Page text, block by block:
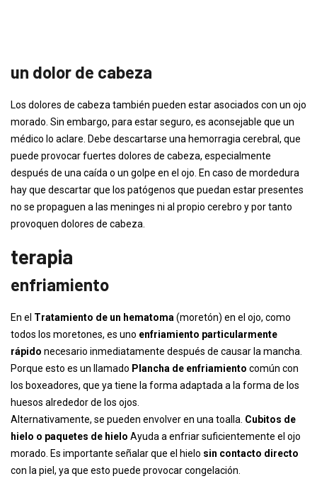
un dolor de cabeza
Los dolores de cabeza también pueden estar asociados con un ojo
morado. Sin embargo, para estar seguro, es aconsejable que un
médico lo aclare. Debe descartarse una hemorragia cerebral, que
puede provocar fuertes dolores de cabeza, especialmente
después de una caída o un golpe en el ojo. En caso de mordedura
hay que descartar que los patógenos que puedan estar presentes
no se propaguen a las meninges ni al propio cerebro y por tanto
provoquen dolores de cabeza.
terapia
enfriamiento
En el Tratamiento de un hematoma (moretón) en el ojo, como
todos los moretones, es uno enfriamiento particularmente
rápido necesario inmediatamente después de causar la mancha.
Porque esto es un llamado Plancha de enfriamiento común con
los boxeadores, que ya tiene la forma adaptada a la forma de los
huesos alrededor de los ojos.
Alternativamente, se pueden envolver en una toalla. Cubitos de
hielo o paquetes de hielo Ayuda a enfriar suficientemente el ojo
morado. Es importante señalar que el hielo sin contacto directo
con la piel, ya que esto puede provocar congelación.